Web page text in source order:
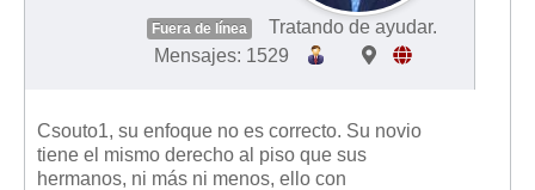
Fuera de línea
Tratando de ayudar.
Mensajes: 1529
Csouto1, su enfoque no es correcto. Su novio
tiene el mismo derecho al piso que sus
hermanos, ni más ni menos, ello con